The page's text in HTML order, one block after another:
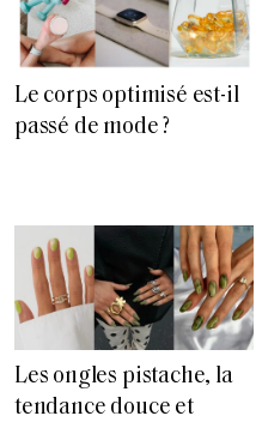
Le corps optimisé est-il
passé de mode ?
Les ongles pistache, la
tendance douce et